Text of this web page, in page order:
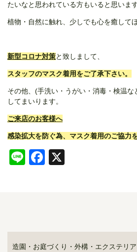
たいなと思われている方もいると思います
植物・自然に触れ、少しでも心を癒して
新型コロナ対策と致しまして、
スタッフのマスク着用をご了承下さい。
その他、(手洗い・うがい・消毒・検温
してまいります。
ご来店のお客様へ
感染拡大を防ぐ為、マスク着用のご協力
LineFacebook
造園・お庭づくり・外構・エクステリ